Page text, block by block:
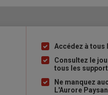
Liste
à
puce
Accédez à tous
Consultez le
tous les
Ne manquez
L'Aurore